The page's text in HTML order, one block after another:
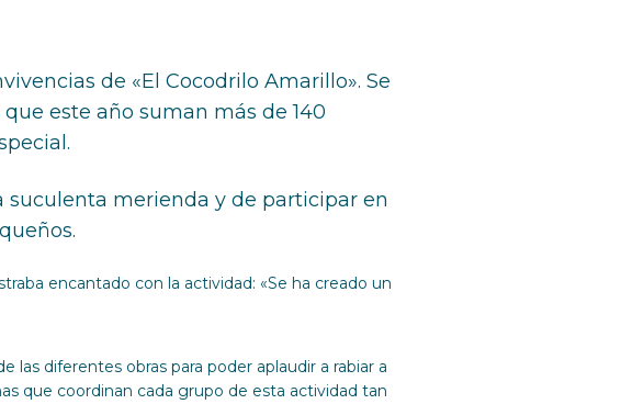
de «El Cocodrilo Amarillo». Se
este año suman más de 140
suculenta merienda y de participar en
encantado con la actividad: «Se ha creado un
las diferentes obras para poder aplaudir a rabiar a
que coordinan cada grupo de esta actividad tan